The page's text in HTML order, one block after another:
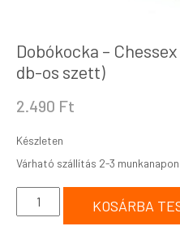
Dobókocka –
db-os szett)
2.490 Ft
Készleten
KOSÁRBA